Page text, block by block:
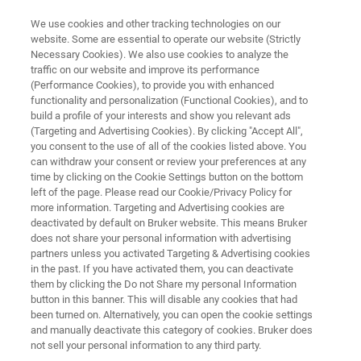
EPRソフトウェア
EPRシミュレーションおよびフ
ィッティングスイート
信頼性が高く正確なEPRスペクトルシミュレ
ーションを可能にするEPRシミュレーション
スイートソフトウェア
We use cookies and other tracking technologies on our
website. Some are essential to operate our website (Strictly
Necessary Cookies). We also use cookies to analyze the
traffic on our website and improve its performance
(Performance Cookies), to provide you with enhanced
functionality and personalization (Functional Cookies), and to
build a profile of your interests and show you relevant ads
(Targeting and Advertising Cookies). By clicking "Accept All",
you consent to the use of all of the cookies listed above. You
can withdraw your consent or review your preferences at any
time by clicking on the Cookie Settings button on the bottom
left of the page. Please read our Cookie/Privacy Policy for
more information. Targeting and Advertising cookies are
deactivated by default on Bruker website. This means Bruker
does not share your personal information with advertising
partners unless you activated Targeting & Advertising cookies
in the past. If you have activated them, you can deactivate
them by clicking the Do not Share my personal Information
button in this banner. This will disable any cookies that had
been turned on. Alternatively, you can open the cookie settings
and manually deactivate this category of cookies. Bruker does
not sell your personal information to any third party.